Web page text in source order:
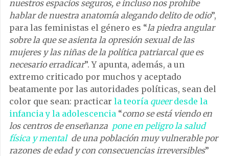
nuestros espacios seguros, e incluso nos prohíbe
hablar de nuestra anatomía alegando delito de odio”,
para las feministas el género es “la piedra angular
sobre la que se asienta la opresión sexual de las
mujeres y las niñas de la política patriarcal que es
necesario erradicar”. Y apunta, además, a un
extremo criticado por muchos y aceptado
beatamente por las autoridades políticas, sean del
color que sean: practicar la teoría queerdesde la
infancia y la adolescencia “como se está viendo en
los centros de enseñanza pone en peligro la salud
física y mentalde una población muy vulnerable por
razones de edad y con consecuencias irreversibles”